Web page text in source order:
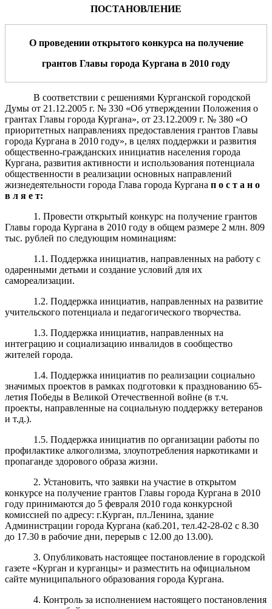
ПОСТАНОВЛЕНИЕ
О проведении открытого конкурса на получение
грантов Главы города Кургана в 2010 году
В соответствии с решениями Курганской городской
Думы от 21.12.2005 г. № 330 «Об утверждении Положения о
грантах Главы города Кургана», от 23.12.2009 г. № 380 «О
приоритетных направлениях предоставления грантов Главы
города Кургана в 2010 году», в целях поддержки и развития
общественно-гражданских инициатив населения города
Кургана, развития активности и использования потенциала
общественности в реализации основных направлений
жизнедеятельности города Глава города Кургана п о с т а н о
в л я е т:
1. Провести открытый конкурс на получение грантов
Главы города Кургана в 2010 году в общем размере 2 млн. 809
тыс. рублей по следующим номинациям:
1.1. Поддержка инициатив, направленных на работу с
одаренными детьми и создание условий для их
самореализации.
1.2. Поддержка инициатив, направленных на развитие
учительского потенциала и педагогического творчества.
1.3. Поддержка инициатив, направленных на
интеграцию и социализацию инвалидов в сообщество
жителей города.
1.4. Поддержка инициатив по реализации социально
значимых проектов в рамках подготовки к празднованию 65-
летия Победы в Великой Отечественной войне (в т.ч.
проекты, направленные на социальную поддержку ветеранов
и т.д.).
1.5. Поддержка инициатив по организации работы по
профилактике алкоголизма, злоупотребления наркотиками и
пропаганде здорового образа жизни.
2. Установить, что заявки на участие в открытом
конкурсе на получение грантов Главы города Кургана в 2010
году принимаются до 5 февраля 2010 года конкурсной
комиссией по адресу: г.Курган, пл.Ленина, здание
Администрации города Кургана (каб.201, тел.42-28-02 с 8.30
до 17.30 в рабочие дни, перерыв с 12.00 до 13.00).
3. Опубликовать настоящее постановление в городской
газете «Курган и курганцы» и разместить на официальном
сайте муниципального образования города Кургана.
4. Контроль за исполнением настоящего постановления